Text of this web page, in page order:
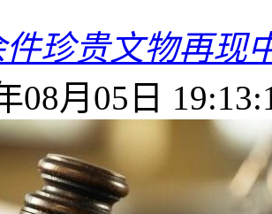
件珍贵文物再现
08月05日